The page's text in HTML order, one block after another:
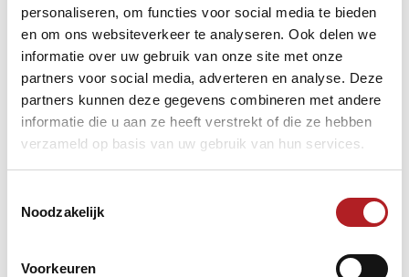
personaliseren, om functies voor social media te bieden
en om ons websiteverkeer te analyseren. Ook delen we
informatie over uw gebruik van onze site met onze
partners voor social media, adverteren en analyse. Deze
partners kunnen deze gegevens combineren met andere
informatie die u aan ze heeft verstrekt of die ze hebben
verzameld op basis van uw gebruik van hun services.
Noodzakelijk
Voorkeuren